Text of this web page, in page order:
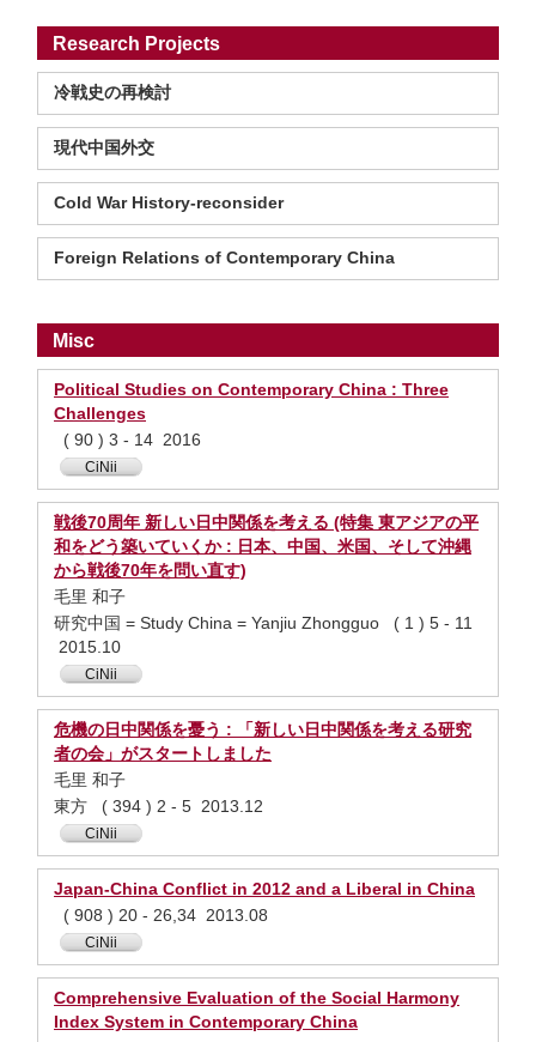
Research Projects
冷戦史の再検討
現代中国外交
Cold War History-reconsider
Foreign Relations of Contemporary China
Misc
Political Studies on Contemporary China : Three
Challenges
( 90 ) 3 - 14 2016
CiNii
戦後70周年 新しい日中関係を考える (特集 東アジアの平
和をどう築いていくか : 日本、中国、米国、そして沖縄
から戦後70年を問い直す)
毛里 和子
研究中国 = Study China = Yanjiu Zhongguo ( 1 ) 5 - 11
2015.10
CiNii
危機の日中関係を憂う : 「新しい日中関係を考える研究
者の会」がスタートしました
毛里 和子
東方 ( 394 ) 2 - 5 2013.12
CiNii
Japan-China Conflict in 2012 and a Liberal in China
( 908 ) 20 - 26,34 2013.08
CiNii
Comprehensive Evaluation of the Social Harmony
Index System in Contemporary China